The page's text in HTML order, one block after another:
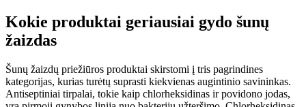
Kokie produktai geriausiai gydo šunų
žaizdas
Šunų žaizdų priežiūros produktai skirstomi į tris pagrindines
kategorijas, kurias turėtų suprasti kiekvienas augintinio savininkas.
Antiseptiniai tirpalai, tokie kaip chlorheksidinas ir povidono jodas,